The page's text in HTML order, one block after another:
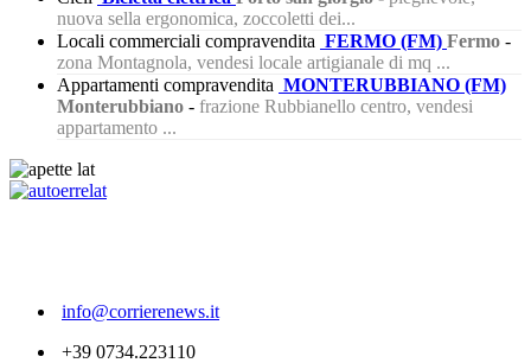
nuova sella ergonomica, zoccoletti dei...
Locali commerciali compravendita FERMO (FM) Fermo -
zona Montagnola, vendesi locale artigianale di mq ...
Appartamenti compravendita MONTERUBBIANO (FM)
Monterubbiano - frazione Rubbianello centro, vendesi
appartamento ...
info@corrierenews.it
+39 0734.223110